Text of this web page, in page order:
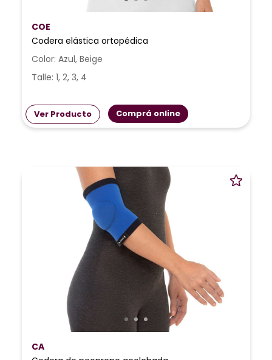
COE
Codera elástica ortopédica
Color: Azul, Beige
Talle: 1, 2, 3, 4
Ver Producto Comprá online
CA